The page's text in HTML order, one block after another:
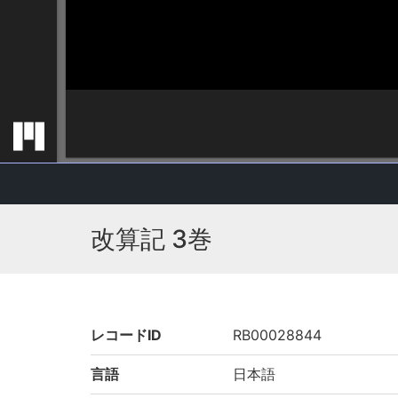
改算記 3巻
レコードID RB00028844
言語 日本語